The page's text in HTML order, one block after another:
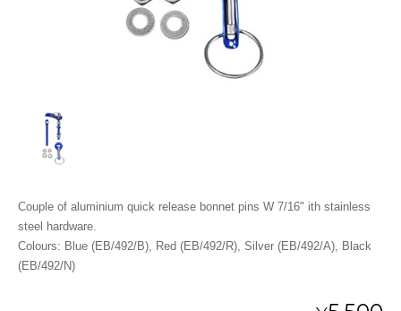
Couple of aluminium quick release bonnet pins W 7/16" ith stainless
steel hardware.
Colours: Blue (EB/492/B), Red (EB/492/R), Silver (EB/492/A), Black
(EB/492/N)